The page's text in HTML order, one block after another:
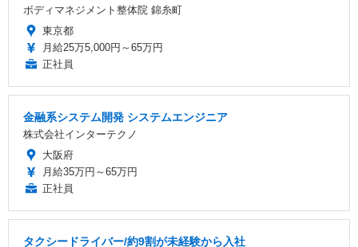
ボディマネジメント整体院 錦糸町
東京都
月給25万5,000円～65万円
正社員
金融系システム開発 システムエンジニア
株式会社インターテクノ
大阪府
月給35万円～65万円
正社員
タクシードライバー/約9割が未経験から入社